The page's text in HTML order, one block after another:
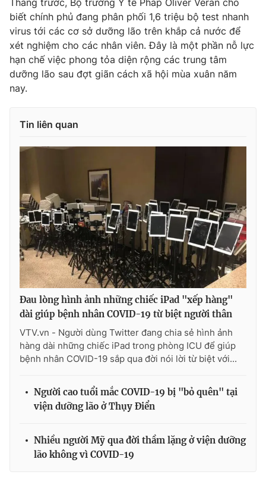
biết chính phủ đang phân phối 1,6 triệu bộ test nhanh
virus tới các cơ sở dưỡng lão trên khắp cả nước để
xét nghiệm cho các nhân viên. Đây là một phần nỗ lực
hạn chế việc phong tỏa diện rộng các trung tâm
dưỡng lão sau đợt giãn cách xã hội mùa xuân năm
nay.
Tin liên quan
Đau lòng hình ảnh những chiếc iPad "xếp hàng"
dài giúp bệnh nhân COVID-19 từ biệt người thân
VTV.vn - Người dùng Twitter đang chia sẻ hình ảnh
hàng dài những chiếc iPad trong phòng ICU để giúp
bệnh nhân COVID-19 sắp qua đời nói lời từ biệt với...
Người cao tuổi mắc COVID-19 bị "bỏ quên" tại
viện dưỡng lão ở Thụy Điển
Nhiều người Mỹ qua đời thầm lặng ở viện dưỡng
lão không vì COVID-19